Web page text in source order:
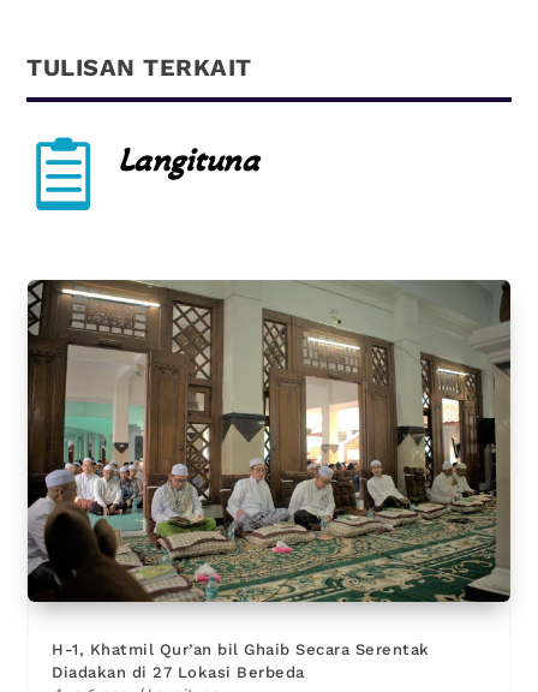
TULISAN TERKAIT
 Langituna
H-1, Khatmil Qur’an bil Ghaib Secara Serentak
Diadakan di 27 Lokasi Berbeda